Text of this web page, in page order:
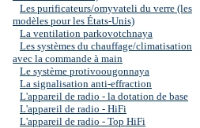
Les purificateurs/omyvateli du verre (les
modèles pour les États-Unis)
La ventilation parkovotchnaya
Les systèmes du chauffage/climatisation
avec la commande à main
Le système protivoougonnaya
La signalisation anti-effraction
L'appareil de radio - la dotation de base
L'appareil de radio - HiFi
L'appareil de radio - Top HiFi